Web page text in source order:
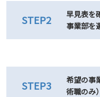
STEP2
早見表を
事業部を
STEP3
希望の事
術職のみ）